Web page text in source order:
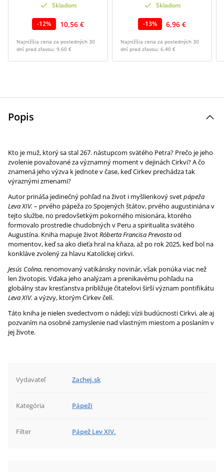
Skladom
-12% 10,56 €
Najnižšia cena za posledných 30
dní pred zľavou: 9,60 €
Skladom
-13% 6,96 €
Najnižšia cena za posledných 30
dní pred zľavou: 6,40 €
Popis
Kto je muž, ktorý sa stal 267. nástupcom svätého Petra? Prečo je jeho
zvolenie považované za významný moment v dejinách Cirkvi? A čo
znamená jeho výzva k jednote v čase, keď Cirkev prechádza tak
výraznými zmenami?
Autor prináša jedinečný pohľad na život i myšlienkový svetpápeža
Leva XIV. – prvého pápeža zo Spojených štátov, prvého augustiniána v
tejto službe, no predovšetkým pokorného misionára, ktorého
formovalo prostredie chudobných v Peru a spiritualita svätého
Augustína. Kniha mapuje životRóberta Francisa Prevostaod
momentov, keď sa ako dieťa hral na kňaza, až po rok 2025, keď bol na
konkláve zvolený za hlavu Katolíckej cirkvi.
Jesús Colina, renomovaný vatikánsky novinár, však ponúka viac než
len životopis. Vďaka jeho analýzam a prenikavému pohľadu na
globálny stav kresťanstva približuje čitateľovi širší význam pontifikátu
Leva XIV. a výzvy, ktorým Cirkev čelí.
Táto kniha je nielen svedectvom o nádeji; vízii budúcnosti Cirkvi, ale aj
pozvaním na osobné zamyslenie nad vlastným miestom a poslaním v
jej živote.
Vydavateľ Zachej.sk
Kategória Pápeži
Filter Pápež Lev XIV.